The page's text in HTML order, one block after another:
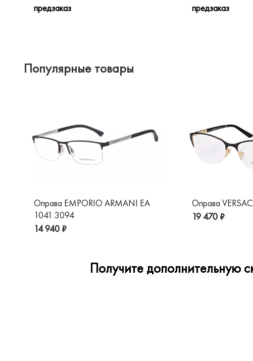
предзаказ
предзаказ
Популярные товары
Оправа EMPORIO ARMANI EA
1041 3094
14 940 ₽
Оправа
19 470 ₽
Получите дополнительную